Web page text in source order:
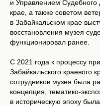
и Управлением Судебного
крае, а также советом
в Забайкальском крае
восстановления музея
функционировал ранее.
С 2021 года к процессу
Забайкальского краевого
сотрудников музея была
концепция, тематико-
в историческую эпоху